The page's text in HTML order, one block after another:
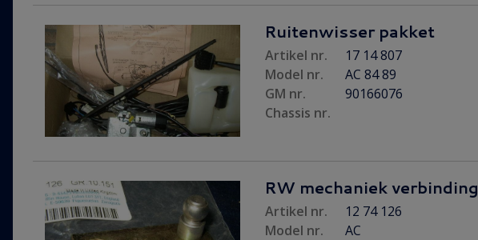
Ruitenwisser pakket
Artikel nr.
17 14 807
Model nr.
AC 84 89
GM nr.
90166076
Chassis nr.
RW mechaniek verbinding
Artikel nr.
12 74 126
Model nr.
AC